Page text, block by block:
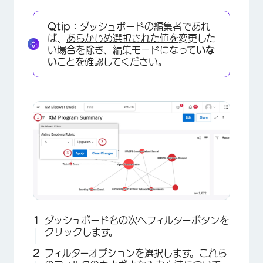
Qtip： ダッシュボードの編集者であれ
ば、 あらかじめ選択された値を変更した
い場合を除き、編集モードになっていな
いことを確認してください。
ダッシュボード名の次へフィルターボタンを
クリックします。
フィルターオプションを選択します。これら